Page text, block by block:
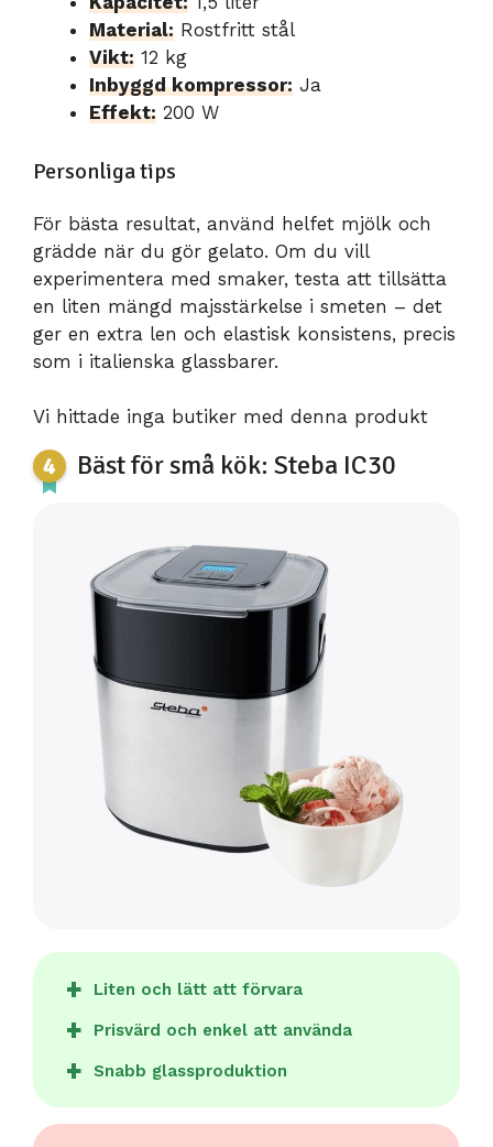
Material: Rostfritt stål
Vikt: 12 kg
Inbyggd kompressor: Ja
Effekt: 200 W
Personliga tips
För bästa resultat, använd helfet mjölk och
grädde när du gör gelato. Om du vill
experimentera med smaker, testa att tillsätta
en liten mängd majsstärkelse i smeten – det
ger en extra len och elastisk konsistens, precis
som i italienska glassbarer.
Vi hittade inga butiker med denna produkt
Bäst för små kök: Steba IC30
Liten och lätt att förvara
Prisvärd och enkel att använda
Snabb glassproduktion